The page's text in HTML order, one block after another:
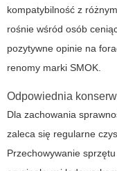
kompatybilność z
rośnie wśród osób
pozytywne opinie na
renomy marki SMOK.
Odpowiednia
Dla zachowania
zaleca się regularne
Przechowywanie